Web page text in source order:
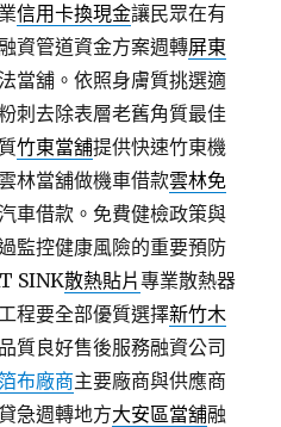
信用卡換現金讓民眾在有
資管道資金方案週轉屏東
當舖。依照身膚質挑選適
刺去除表層老舊角質最佳
竹東當舖提供快速竹東機
林當舖做機車借款雲林免
車借款。免費健檢政策與
監控健康風險的重要預防
SINK散熱貼片專業散熱器
程要全部優質選擇新竹木
質良好售後服務融資公司
布廠商主要廠商與供應商
急週轉地方大安區當舖融